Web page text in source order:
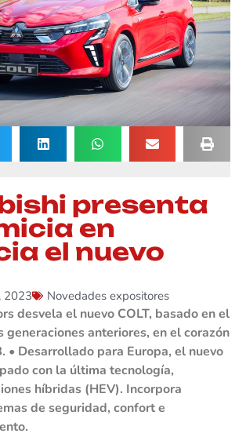
presenta
en
el nuevo
2023 Novedades expositores
desvela el nuevo COLT, basado en el
generaciones anteriores, en el corazón
• Desarrollado para Europa, el nuevo
con la última tecnología,
híbridas (HEV). Incorpora
de seguridad, confort e